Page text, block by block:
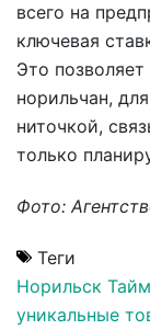
всего на
ключевая
Это
норильчан,
ниточкой,
только
Фото:
Теги
Норильск
уникальные